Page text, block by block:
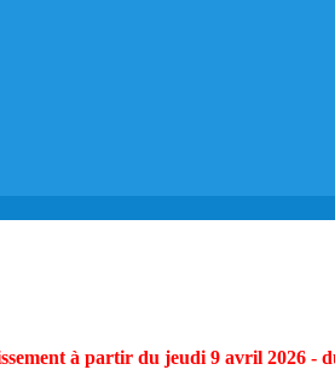
à partir du jeudi 9 avril 2026 -